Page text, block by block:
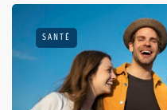
SANTÉ